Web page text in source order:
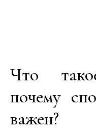
Что
почему
важен?